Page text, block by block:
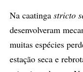
Na caatinga stricto
desenvolveram
muitas espécies
estação seca e